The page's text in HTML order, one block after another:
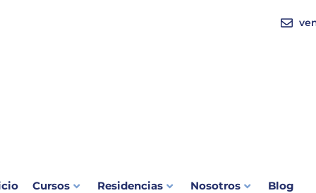
Cursos Residencias Nosotros Blog